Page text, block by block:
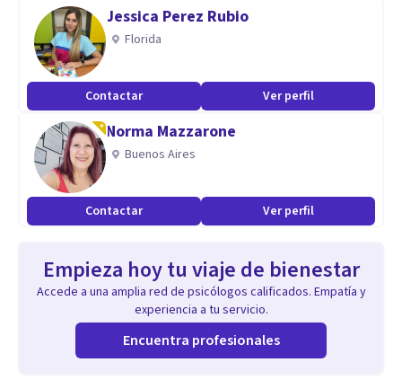
Jessica Perez Rubio
Florida
Contactar Ver perfil
Norma Mazzarone
Buenos Aires
Contactar Ver perfil
Empieza hoy tu viaje de bienestar
Accede a una amplia red de psicólogos calificados. Empatía y
experiencia a tu servicio.
Encuentra profesionales